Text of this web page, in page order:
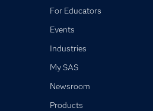
For Educators
Events
Industries
My SAS
Newsroom
Products